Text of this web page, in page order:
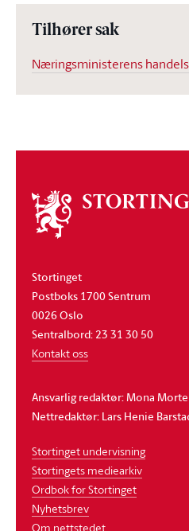
Tilhører sak
Næringsministerens
Om
stortinget
Stortinget
Postboks 1700 Sentrum
0026 Oslo
Sentralbord: 23 31 30 50
Kontakt oss
Ansvarlig redaktør: Mona
Nettredaktør: Lars Henie
Stortinget undervisning
Stortingets mediearkiv
Ordbok for Stortinget
Nyhetsbrev
Om nettstedet